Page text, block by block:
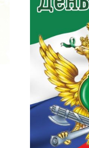
2022 ГОД
19.12.2021